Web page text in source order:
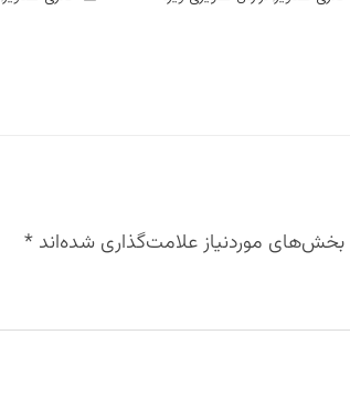
بخش‌های موردنیاز علامت‌گذاری شده‌اند *